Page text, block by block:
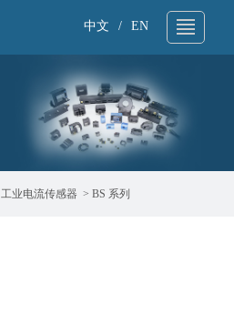
中文 / EN
技术支持
产品中心 ▼
工业电流传感器 > BS 系列